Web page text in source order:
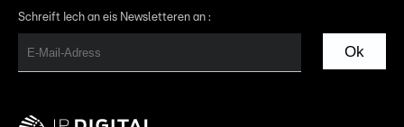
Schreift Iech an eis Newsletteren an :
Ok